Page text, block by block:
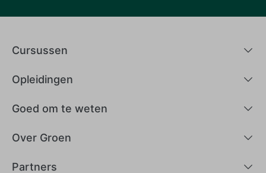
Cursussen
Opleidingen
Goed om te weten
Over Groen
Partners